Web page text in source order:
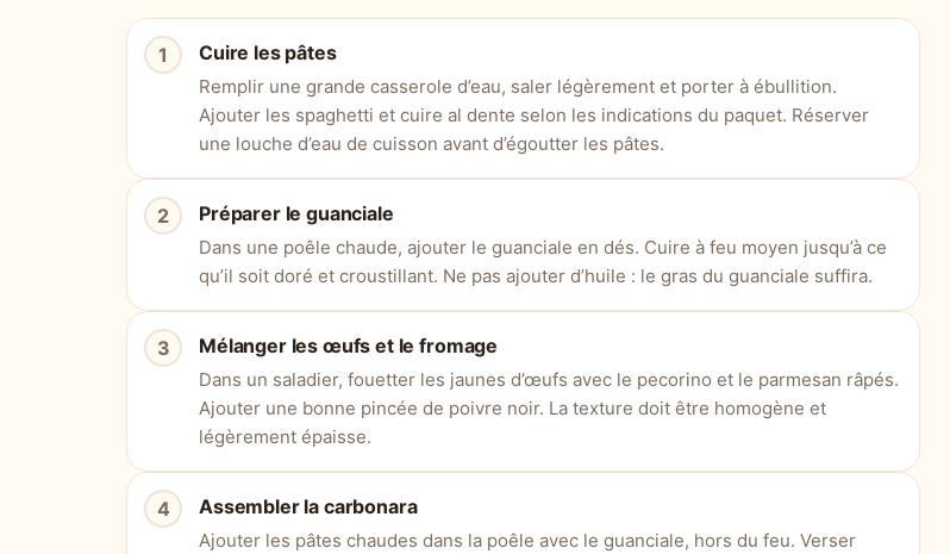
Cuire les pâtes
Remplir une grande casserole d’eau, saler légèrement et porter à ébullition.
Ajouter les spaghetti et cuire al dente selon les indications du paquet. Réserver
une louche d’eau de cuisson avant d’égoutter les pâtes.
Préparer le guanciale
Dans une poêle chaude, ajouter le guanciale en dés. Cuire à feu moyen jusqu’à ce
qu’il soit doré et croustillant. Ne pas ajouter d’huile : le gras du guanciale suffira.
Mélanger les œufs et le fromage
Dans un saladier, fouetter les jaunes d’œufs avec le pecorino et le parmesan râpés.
Ajouter une bonne pincée de poivre noir. La texture doit être homogène et
légèrement épaisse.
Assembler la carbonara
Ajouter les pâtes chaudes dans la poêle avec le guanciale, hors du feu. Verser